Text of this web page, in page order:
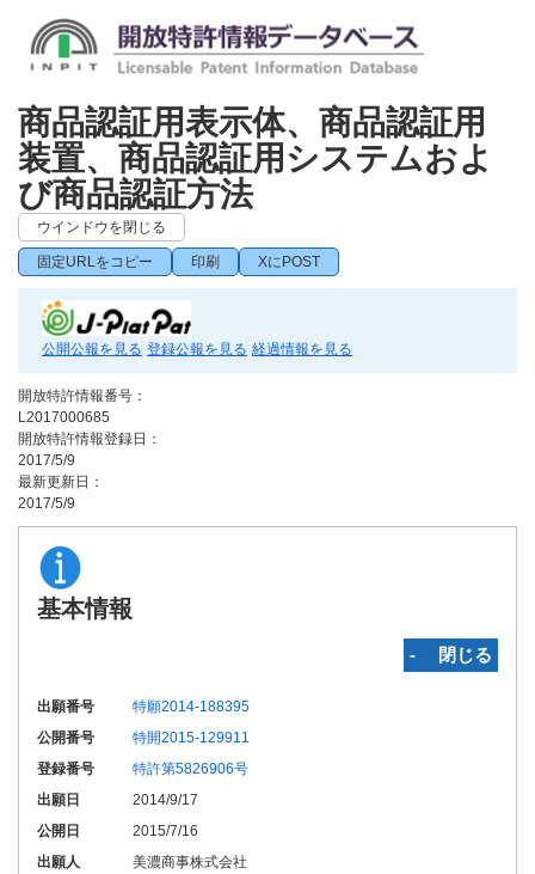
商品認証用表示体、商品認証用
装置、商品認証用システムおよ
び商品認証方法
ウインドウを閉じる
固定URLをコピー 印刷 XにPOST
公開公報を見る 登録公報を見る 経過情報を見る
開放特許情報番号：
L2017000685
開放特許情報登録日：
2017/5/9
最新更新日：
2017/5/9
基本情報
‐ 閉じる
出願番号
特願2014-188395
公開番号
特開2015-129911
登録番号
特許第5826906号
出願日
2014/9/17
公開日
2015/7/16
出願人
美濃商事株式会社